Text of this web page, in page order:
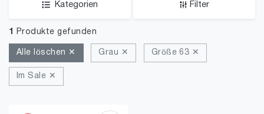
Kategorien Filter
1 Produkte gefunden
Alle löschen ✕ Grau ✕ Größe 63 ✕
Im Sale ✕